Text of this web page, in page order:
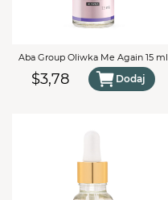
Aba Group Oliwka Me Again 15 ml
$3,78 Dodaj